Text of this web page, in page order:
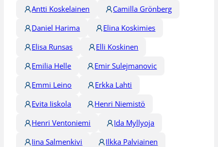
Antti Koskelainen
Camilla Grönberg
Daniel Harima
Elina Koskimies
Elisa Runsas
Elli Koskinen
Emilia Helle
Emir Sulejmanovic
Emmi Leino
Erkka Lahti
Evita Iiskola
Henri Niemistö
Henri Ventoniemi
Ida Myllyoja
Iina Salmenkivi
Ilkka Palviainen